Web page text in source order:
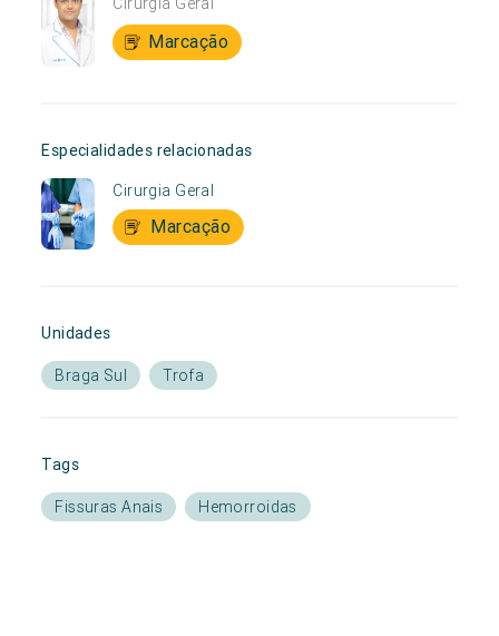
Marcação
Especialidades relacionadas
Cirurgia Geral
Marcação
Unidades
Braga Sul Trofa
Tags
Fissuras Anais Hemorroidas